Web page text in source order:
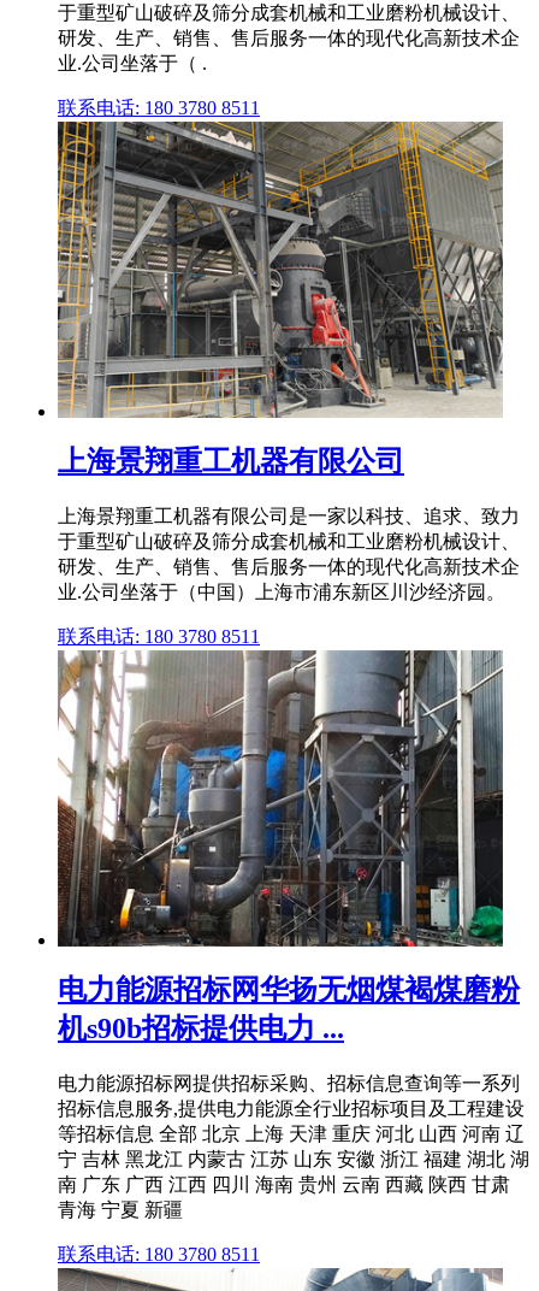
于重型矿山破碎及筛分成套机械和工业磨粉机械设计、
研发、生产、销售、售后服务一体的现代化高新技术企
业.公司坐落于（ .
联系电话: 180 3780 8511
上海景翔重工机器有限公司
上海景翔重工机器有限公司是一家以科技、追求、致力
于重型矿山破碎及筛分成套机械和工业磨粉机械设计、
研发、生产、销售、售后服务一体的现代化高新技术企
业.公司坐落于（中国）上海市浦东新区川沙经济园。
联系电话: 180 3780 8511
电力能源招标网华扬无烟煤褐煤磨粉
机s90b招标提供电力 ...
电力能源招标网提供招标采购、招标信息查询等一系列
招标信息服务,提供电力能源全行业招标项目及工程建设
等招标信息 全部 北京 上海 天津 重庆 河北 山西 河南 辽
宁 吉林 黑龙江 内蒙古 江苏 山东 安徽 浙江 福建 湖北 湖
南 广东 广西 江西 四川 海南 贵州 云南 西藏 陕西 甘肃
青海 宁夏 新疆
联系电话: 180 3780 8511